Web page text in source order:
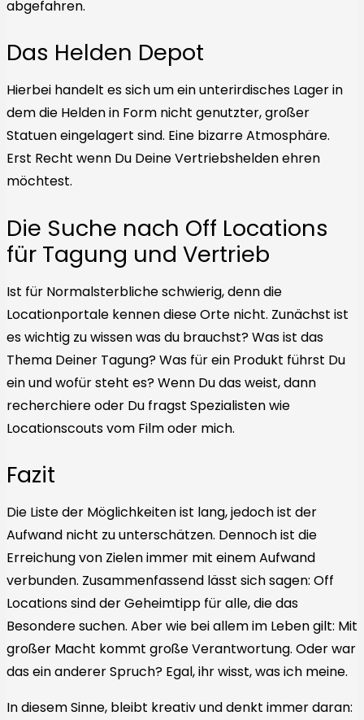
abgefahren.
Das Helden Depot
Hierbei handelt es sich um ein unterirdisches Lager in
dem die Helden in Form nicht genutzter, großer
Statuen eingelagert sind. Eine bizarre Atmosphäre.
Erst Recht wenn Du Deine Vertriebshelden ehren
möchtest.
Die Suche nach Off Locations
für Tagung und Vertrieb
Ist für Normalsterbliche schwierig, denn die
Locationportale kennen diese Orte nicht. Zunächst ist
es wichtig zu wissen was du brauchst? Was ist das
Thema Deiner Tagung? Was für ein Produkt führst Du
ein und wofür steht es? Wenn Du das weist, dann
recherchiere oder Du fragst Spezialisten wie
Locationscouts vom Film oder mich.
Fazit
Die Liste der Möglichkeiten ist lang, jedoch ist der
Aufwand nicht zu unterschätzen. Dennoch ist die
Erreichung von Zielen immer mit einem Aufwand
verbunden. Zusammenfassend lässt sich sagen: Off
Locations sind der Geheimtipp für alle, die das
Besondere suchen. Aber wie bei allem im Leben gilt: Mit
großer Macht kommt große Verantwortung. Oder war
das ein anderer Spruch? Egal, ihr wisst, was ich meine.
In diesem Sinne, bleibt kreativ und denkt immer daran: